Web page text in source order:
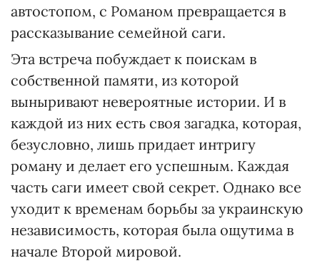
автостопом, с Романом превращается в
рассказывание семейной саги.
Эта встреча побуждает к поискам в
собственной памяти, из которой
выныривают невероятные истории. И в
каждой из них есть своя загадка, которая,
безусловно, лишь придает интригу
роману и делает его успешным. Каждая
часть саги имеет свой секрет. Однако все
уходит к временам борьбы за украинскую
независимость, которая была ощутима в
начале Второй мировой.